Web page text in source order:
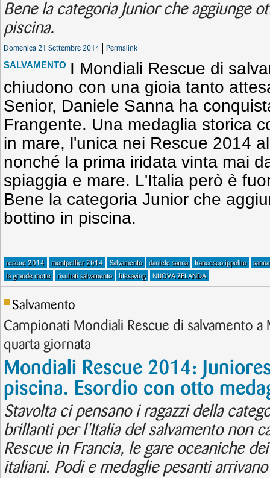
Bene la categoria Junior che aggiunge
piscina.
Domenica 21 Settembre 2014 Permalink
SALVAMENTO I Mondiali Rescue di
chiudono con una gioia tanto
Senior, Daniele Sanna ha
Frangente. Una medaglia storica
in mare, l'unica nei Rescue 2014
nonché la prima iridata vinta mai
spiaggia e mare. L'Italia però è
Bene la categoria Junior che
bottino in piscina.
rescue 2014 montpellier 2014 Salvamento daniele sanna francesco ippolito
sanna
la grande motte
risultati salvamento lifesaving NUOVA ZELANDA
Salvamento
Campionati Mondiali Rescue di salvamento a
quarta giornata
Mondiali Rescue 2014:
piscina. Esordio con otto
Stavolta ci pensano i ragazzi della
brillanti per l'Italia del salvamento non
Rescue in Francia, le gare oceaniche
italiani. Podi e medaglie pesanti